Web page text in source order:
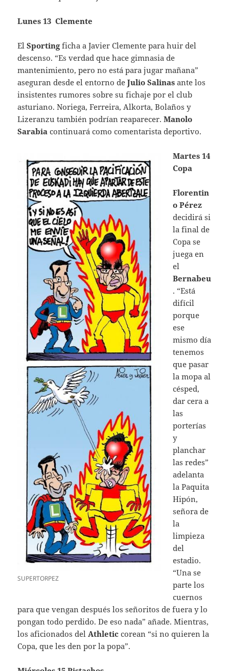
Lunes 13 Clemente
ElSportingficha a Javier Clemente para huir del
descenso. “Es verdad que hace gimnasia de
mantenimiento, pero no está para jugar mañana”
aseguran desde el entorno deJulio Salinas ante los
insistentes rumores sobre su fichaje por el club
asturiano. Noriega, Ferreira, Alkorta, Bolaños y
Lizeranzu también podrían reaparecer.Manolo
Sarabia continuará como comentarista deportivo.
SUPERTORPEZ
Martes 14
Copa
Florentin
o Pérez
decidirá si
la final de
Copa se
juega en
el
Bernabeu
. “Está
difícil
porque
ese
mismo día
tenemos
que pasar
la mopa al
césped,
dar cera a
las
porterías
y
planchar
las redes”
adelanta
la Paquita
Hipón,
señora de
la
limpieza
del
estadio.
“Una se
parte los
cuernos
para que vengan después los señoritos de fuera y lo
pongan todo perdido. De eso nada” añade. Mientras,
los aficionados del Athletic corean “si no quieren la
Copa, que les den por la popa”.